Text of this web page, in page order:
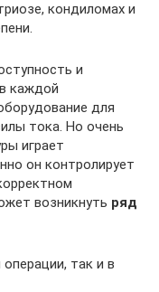
кондиломах и
и
каждой
для
тока. Но очень
играет
он контролирует
возникнуть ряд
так и в